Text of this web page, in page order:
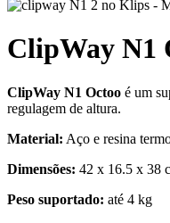
ClipWay N1
ClipWay N1 Octoo é um
regulagem de altura.
Material: Aço e resina
Dimensões: 42 x 16.5 x 38
Peso suportado: até 4 kg